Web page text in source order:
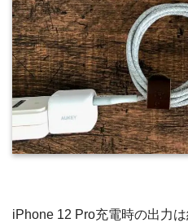
iPhone 12 Pro充電時の出力